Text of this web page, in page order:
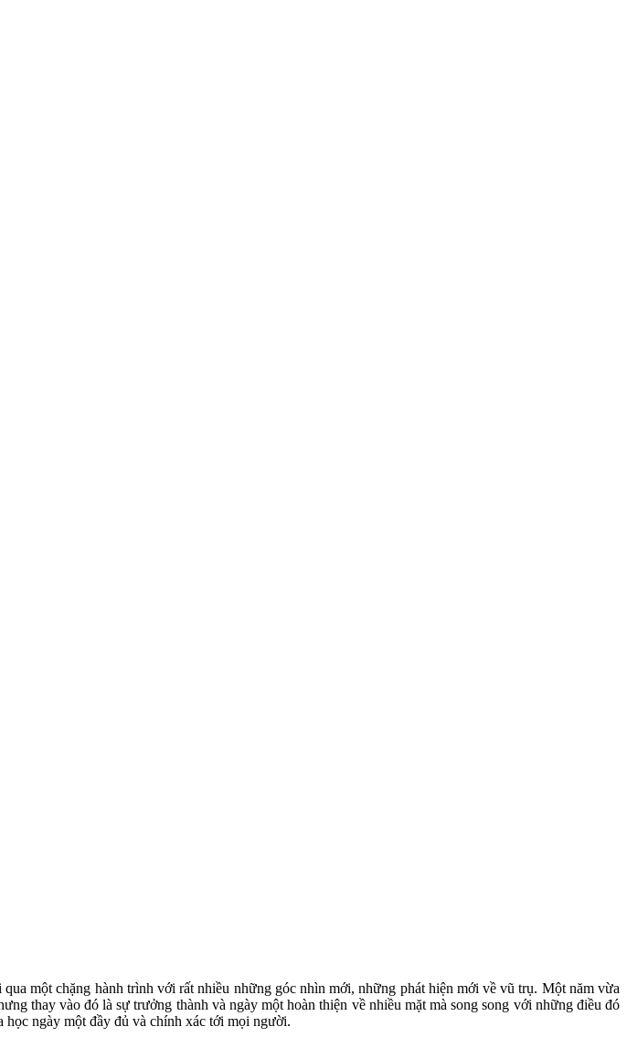
một chặng hành trình với rất nhiều những góc nhìn mới, những phát hiện mới về vũ trụ. Một năm vừa
thay vào đó là sự trưởng thành và ngày một hoàn thiện về nhiều mặt mà song song với những điều đó
ngày một đầy đủ và chính xác tới mọi người.